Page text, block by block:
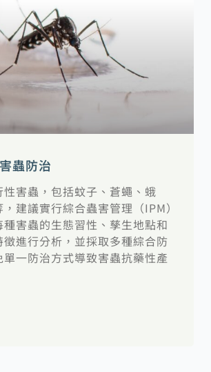
蟲防治
害蟲，包括蚊子、蒼蠅、蛾
建議實行綜合蟲害管理（IPM）
害蟲的生態習性、孳生地點和
進行分析，並採取多種綜合防
一防治方式導致害蟲抗藥性產